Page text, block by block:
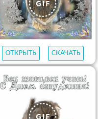
ОТКРЫТЬ СКАЧАТЬ